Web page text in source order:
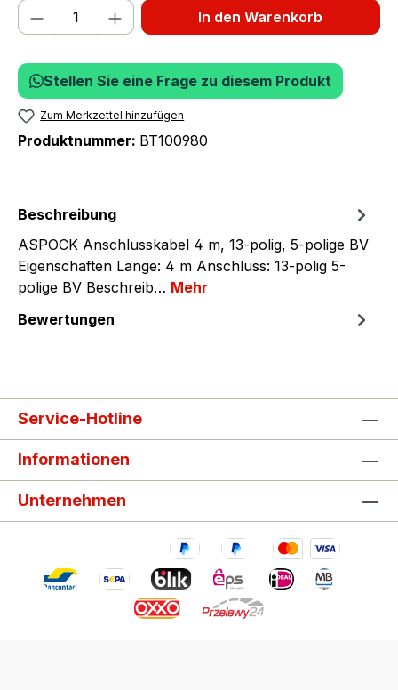
Produkt Anzahl: Gib den gewünschten
In den Warenkorb
Stellen Sie eine Frage zu diesem Produkt
Zum Merkzettel hinzufügen
Produktnummer: BT100980
Beschreibung
ASPÖCK Anschlusskabel 4 m, 13-polig, 5-polige BV
Eigenschaften Länge: 4 m Anschluss: 13-polig 5-
polige BV Beschreib… Mehr
Bewertungen
Service-Hotline
Informationen
Unternehmen